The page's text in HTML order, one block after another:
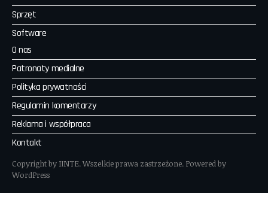
Sprzęt
Software
O nas
Patronaty medialne
Polityka prywatności
Regulamin komentarzy
Reklama i współpraca
Kontakt
Copyright by IINTE. Wszelkie prawa zastrzeżone. Powered by
WordPress